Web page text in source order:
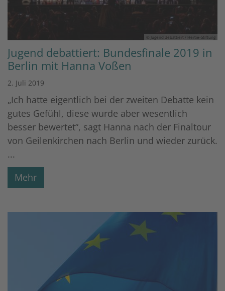
© Jugend debattiert / Hertie-Stiftung
Jugend debattiert: Bundesfinale 2019 in
Berlin mit Hanna Voßen
2. Juli 2019
„Ich hatte eigentlich bei der zweiten Debatte kein
gutes Gefühl, diese wurde aber wesentlich
besser bewertet“, sagt Hanna nach der Finaltour
von Geilenkirchen nach Berlin und wieder zurück.
...
Mehr